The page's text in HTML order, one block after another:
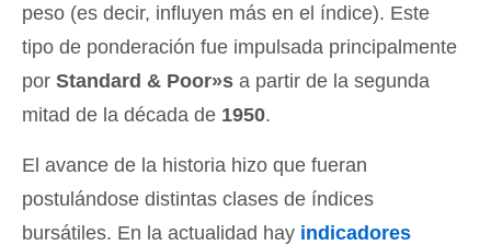
peso (es decir, influyen más en el índice). Este
tipo de ponderación fue impulsada principalmente
por Standard & Poor»s a partir de la segunda
mitad de la década de 1950.
El avance de la historia hizo que fueran
postulándose distintas clases de índices
bursátiles. En la actualidad hay indicadores